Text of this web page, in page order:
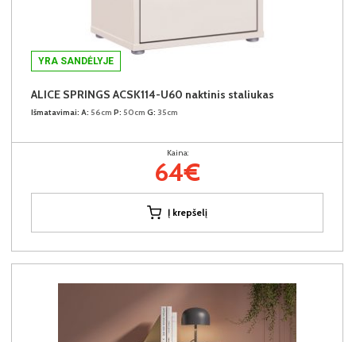
YRA SANDĖLYJE
ALICE SPRINGS ACSK114-U60 naktinis staliukas
Išmatavimai: A: 56cm P: 50cm G: 35cm
Kaina:
64€
Į krepšelį